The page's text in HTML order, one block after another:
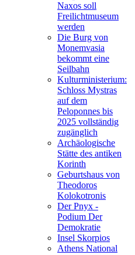
Naxos soll
Freilichtmuseum
werden
Die Burg von
Monemvasia
bekommt eine
Seilbahn
Kulturministerium:
Schloss Mystras
auf dem
Peloponnes bis
2025 vollständig
zugänglich
Archäologische
Stätte des antiken
Korinth
Geburtshaus von
Theodoros
Kolokotronis
Der Pnyx -
Podium Der
Demokratie
Insel Skorpios
Athens National